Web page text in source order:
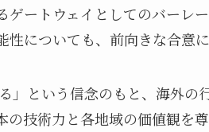
ートウェイとしてのバーレ
についても、前向きな合意に
という信念のもと、海外の
技術力と各地域の価値観を